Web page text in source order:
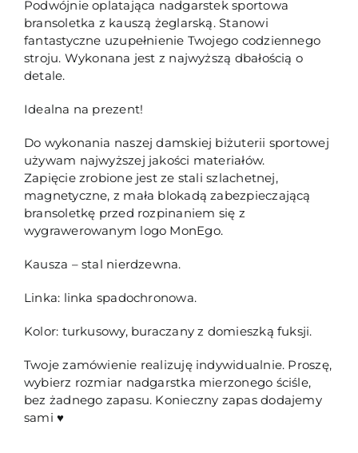
Podwójnie oplatająca nadgarstek sportowa
bransoletka z kauszą żeglarską. Stanowi
fantastyczne uzupełnienie Twojego codziennego
stroju. Wykonana jest z najwyższą dbałością o
detale.
Idealna na prezent!
Do wykonania naszej damskiej biżuterii sportowej
używam najwyższej jakości materiałów.
Zapięcie zrobione jest ze stali szlachetnej,
magnetyczne, z mała blokadą zabezpieczającą
bransoletkę przed rozpinaniem się z
wygrawerowanym logo MonEgo.
Kausza – stal nierdzewna.
Linka: linka spadochronowa.
Kolor: turkusowy, buraczany z domieszką fuksji.
Twoje zamówienie realizuję indywidualnie. Proszę,
wybierz rozmiar nadgarstka mierzonego ściśle,
bez żadnego zapasu. Konieczny zapas dodajemy
sami ♥